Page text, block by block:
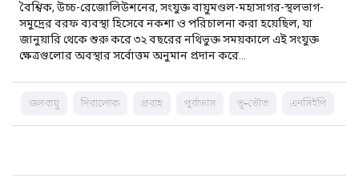
বৈশ্বিক, উচ্চ-রেজোলিউশনের, সংযুক্ত বায়ুমণ্ডল-মহাসাগর-স্থলভাগ-
সমুদ্রের বরফ ব্যবস্থা হিসেবে নকশা ও পরিচালনা করা হয়েছিল, যা
জানুয়ারি থেকে শুরু করে ৩২ বছরের নথিভুক্ত সময়কালে এই সংযুক্ত
ক্ষেত্রগুলোর অবস্থার সর্বোত্তম অনুমান প্রদান করে…
জলবায়ু দিবালোক প্রবাহ পূর্বাভাস ভূ-ভৌত এনসিইপি